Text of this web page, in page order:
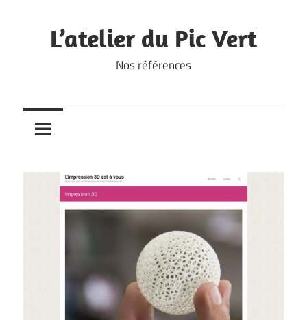
contentL’atelier du Pic Vert
Nos références